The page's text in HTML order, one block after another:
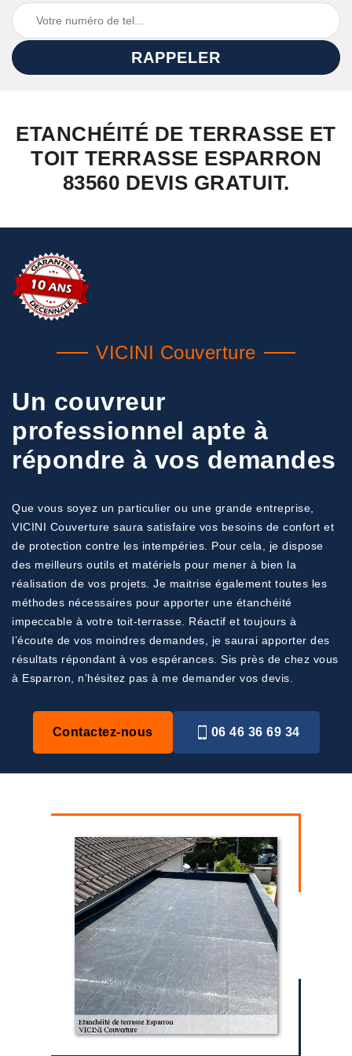
ETANCHÉITÉ DE TERRASSE ET
TOIT TERRASSE ESPARRON
83560 DEVIS GRATUIT.
VICINI Couverture
Un couvreur
professionnel apte à
répondre à vos demandes
Que vous soyez un particulier ou une grande entreprise,
VICINI Couverture saura satisfaire vos besoins de confort et
de protection contre les intempéries. Pour cela, je dispose
des meilleurs outils et matériels pour mener à bien la
réalisation de vos projets. Je maitrise également toutes les
méthodes nécessaires pour apporter une étanchéité
impeccable à votre toit-terrasse. Réactif et toujours à
l’écoute de vos moindres demandes, je saurai apporter des
résultats répondant à vos espérances. Sis près de chez vous
à Esparron, n’hésitez pas à me demander vos devis.
Contactez-nous 06 46 36 69 34